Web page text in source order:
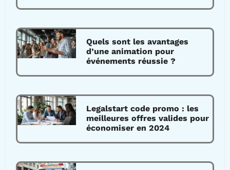
Quels sont les avantages
d’une animation pour
événements réussie ?
Legalstart code promo : les
meilleures offres valides pour
économiser en 2024